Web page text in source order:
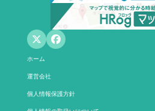
ホーム
運営会社
個人情報保護方針